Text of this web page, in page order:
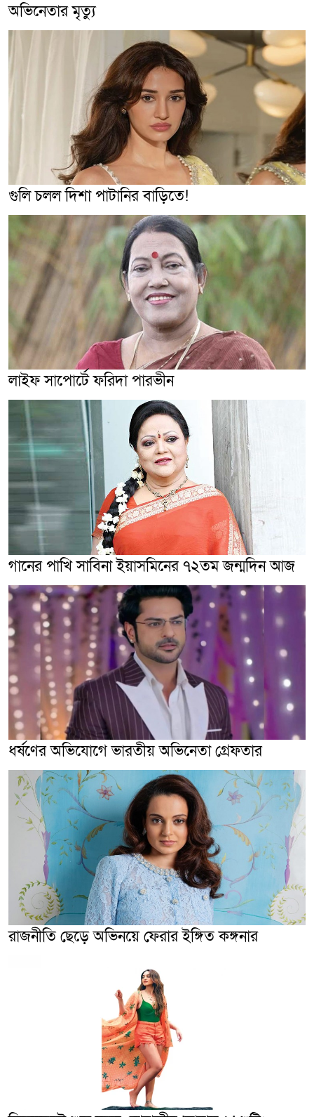
অভিনেতার মৃত্যু
গুলি চলল দিশা পাটানির বাড়িতে!
লাইফ সাপোর্টে ফরিদা পারভীন
গানের পাখি সাবিনা ইয়াসমিনের ৭২তম জন্মদিন আজ
ধর্ষণের অভিযোগে ভারতীয় অভিনেতা গ্রেফতার
রাজনীতি ছেড়ে অভিনয়ে ফেরার ইঙ্গিত কঙ্গনার